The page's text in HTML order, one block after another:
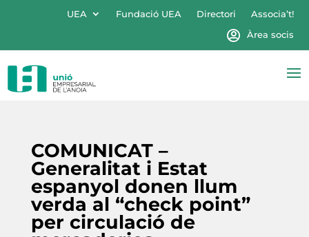
UEA Fundació UEA Directori
Associa’t!
Àrea socis
COMUNICAT –
Generalitat i Estat
espanyol donen llum
verda al “check point”
per circulació de